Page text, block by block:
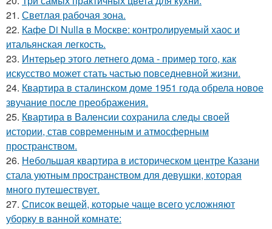
21. Светлая рабочая зона.
22. Кафе Di Nulla в Москве: контролируемый хаос и
итальянская легкость.
23. Интерьер этого летнего дома - пример того, как
искусство может стать частью повседневной жизни.
24. Квартира в сталинском доме 1951 года обрела новое
звучание после преображения.
25. Квартира в Валенсии сохранила следы своей
истории, став современным и атмосферным
пространством.
26. Небольшая квартира в историческом центре Казани
стала уютным пространством для девушки, которая
много путешествует.
27. Список вещей, которые чаще всего усложняют
уборку в ванной комнате: